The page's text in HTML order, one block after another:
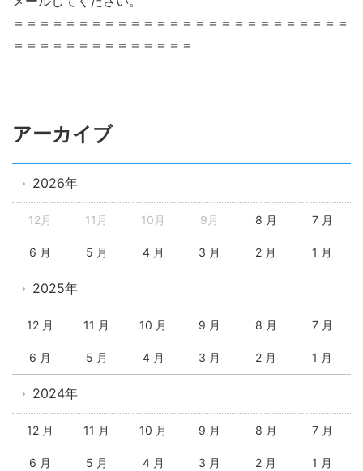
＝＝＝＝＝＝＝＝＝＝＝＝＝＝＝＝＝＝＝＝＝＝＝＝＝＝
＝＝＝＝＝＝＝＝＝＝＝＝＝＝
アーカイブ
2026年
12月 11月 10月 9月 8 月 7 月
6 月 5 月 4 月 3 月 2 月 1 月
2025年
12 月 11 月 10 月 9 月 8 月 7 月
6 月 5 月 4 月 3 月 2 月 1 月
2024年
12 月 11 月 10 月 9 月 8 月 7 月
6 月 5 月 4 月 3 月 2 月 1 月